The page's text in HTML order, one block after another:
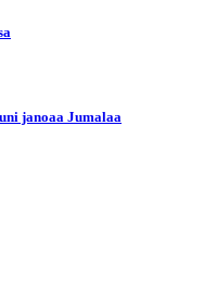
janoaa Jumalaa